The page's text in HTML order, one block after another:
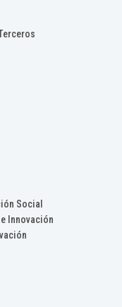
Social
Innovación